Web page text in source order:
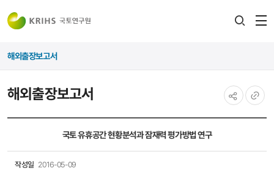
해외출장보고서
해외출장보고서
국토 유휴공간 현황분석과 잠재력 평가방법 연구
작성일 2016-05-09